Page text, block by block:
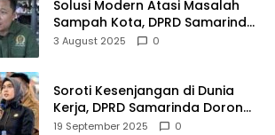
Solusi Modern Atasi Masalah
Sampah Kota, DPRD Samarinda
Dukung Penuh Proyek PLTSA
3 August 2025 0
Soroti Kesenjangan di Dunia
Kerja, DPRD Samarinda Dorong
Pemkot Gencarkan
19 September 2025 0